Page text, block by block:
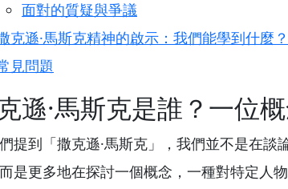
面對的質疑與爭議
克遜·馬斯克精神的啟示：我們能學到什麼？
見問題
遜·馬斯克是誰？一位
提到「撒克遜·馬斯克」，我們並不是在談
是更多地在探討一個概念，一種對特定人